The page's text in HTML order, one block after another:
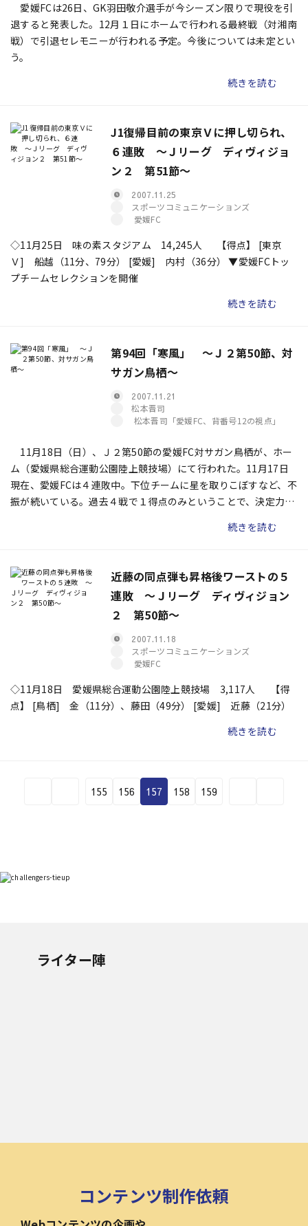
愛媛FCは26日、GK羽田敬介選手が今シーズン限りで現役を引
退すると発表した。12月１日にホームで行われる最終戦（対湘南
戦）で引退セレモニーが行われる予定。今後については未定とい
う。
続きを読む
J1復帰目前の東京Ｖに押し切られ、
６連敗 〜Ｊリーグ ディヴィジョ
ン２ 第51節〜
2007.11.25
スポーツコミュニケーションズ
愛媛FC
◇11月25日 味の素スタジアム 14,245人 【得点】 [東京
Ｖ] 船越（11分、79分） [愛媛] 内村（36分） ▼愛媛FCトッ
プチームセレクションを開催
続きを読む
第94回「寒風」 〜Ｊ２第50節、対
サガン鳥栖〜
2007.11.21
松本晋司
松本晋司「愛媛FC、背番号12の視点」
11月18日（日）、Ｊ２第50節の愛媛FC対サガン鳥栖が、ホー
ム（愛媛県総合運動公園陸上競技場）にて行われた。11月17日
現在、愛媛FCは４連敗中。下位チームに星を取りこぼすなど、不
振が続いている。過去４戦で１得点のみということで、決定力不
続きを読む
近藤の同点弾も昇格後ワーストの５
連敗 〜Ｊリーグ ディヴィジョン
２ 第50節〜
2007.11.18
スポーツコミュニケーションズ
愛媛FC
◇11月18日 愛媛県総合運動公園陸上競技場 3,117人 【得
点】 [鳥栖] 金（11分）、藤田（49分） [愛媛] 近藤（21分）
続きを読む
155 156 157 158 159
ライター陣
コンテンツ制作依頼